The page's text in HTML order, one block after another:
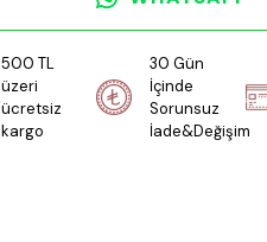
500 TL
üzeri
ücretsiz
kargo
30 Gün
İçinde
Sorunsuz
İade&Değişim